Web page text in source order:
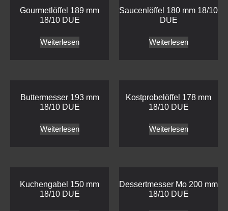
Gourmetlöffel 189 mm
18/10 DUE
Weiterlesen
Saucenlöffel 180 mm 18/10
DUE
Weiterlesen
Buttermesser 193 mm
18/10 DUE
Weiterlesen
Kostprobelöffel 178 mm
18/10 DUE
Weiterlesen
Kuchengabel 150 mm
18/10 DUE
Dessertmesser Mo 200 mm
18/10 DUE